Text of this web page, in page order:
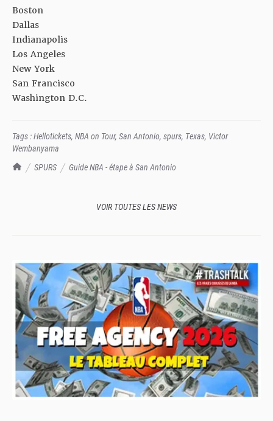
TrashTalk Actu NBA
SPURS Guide NBA - étape à San Antonio
Boston
Dallas
Indianapolis
Los Angeles
New York
San Francisco
Washington D.C.
Tags :Hellotickets, NBA on Tour, San Antonio, spurs, Texas, Victor
Wembanyama
VOIR TOUTES LES NEWS